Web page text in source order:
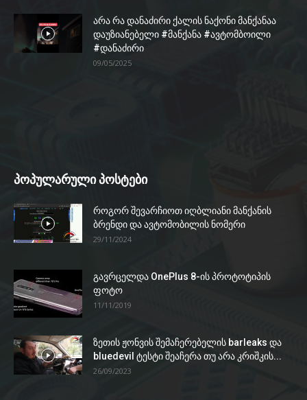
არა რა დანაძირი ქალის ნაქონი მანქანაა
დაუზიანებელი #მანქანა #ავტომბოილი
#დანაძირი
09/05/2025
პოპულარული პოსტები
როგორ შევარჩიოთ იღბლიანი მანქანის
ბრენდი და ავტომობილის ნომერი
29/11/2024
გავრცელდა OnePlus 8-ის პროტოტიპის
ფოტო
11/11/2019
ზეთის ჟონვის შემაჩერებელის barleaks და
bluedevil ტესტი შეაჩერა თუ არა კრიშკის...
26/09/2023